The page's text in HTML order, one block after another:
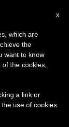
x
which are
the
want to know
the cookies,
a link or
use of cookies.